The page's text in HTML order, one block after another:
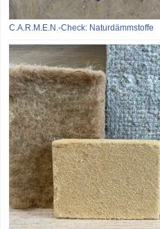
C.A.R.M.E.N.-Check: Naturdämmstoffe